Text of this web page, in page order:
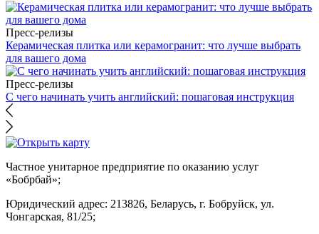
Пресс-релизы
Керамическая плитка или керамогранит: что лучше выбрать
для вашего дома
Пресс-релизы
С чего начинать учить английский: пошаговая инструкция
Частное унитарное предприятие по оказанию услуг
«Бобрбай»;
Юридический адрес: 213826, Беларусь, г. Бобруйск, ул.
Чонгарская, 81/25;